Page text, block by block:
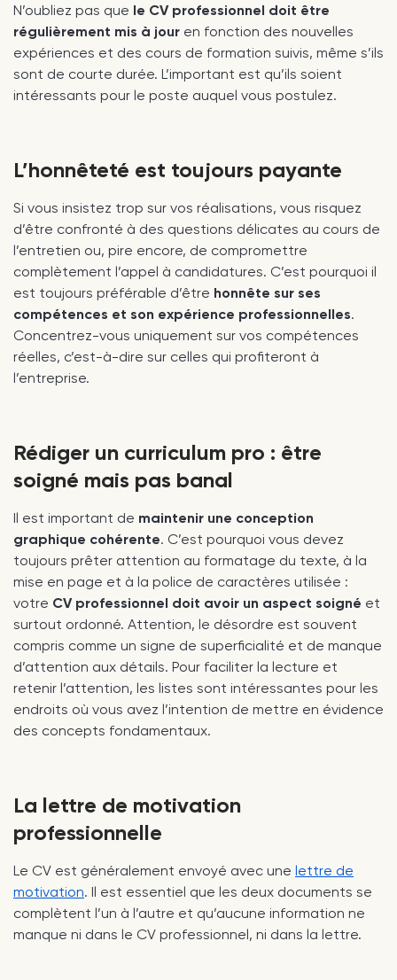
N’oubliez pas que le CV professionnel doit être
régulièrement mis à jour en fonction des nouvelles
expériences et des cours de formation suivis, même s’ils
sont de courte durée. L’important est qu’ils soient
intéressants pour le poste auquel vous postulez.
L’honnêteté est toujours payante
Si vous insistez trop sur vos réalisations, vous risquez
d’être confronté à des questions délicates au cours de
l’entretien ou, pire encore, de compromettre
complètement l’appel à candidatures. C’est pourquoi il
est toujours préférable d’être honnête sur ses
compétences et son expérience professionnelles.
Concentrez-vous uniquement sur vos compétences
réelles, c’est-à-dire sur celles qui profiteront à
l’entreprise.
Rédiger un curriculum pro : être
soigné mais pas banal
Il est important de maintenir une conception
graphique cohérente. C’est pourquoi vous devez
toujours prêter attention au formatage du texte, à la
mise en page et à la police de caractères utilisée :
votre CV professionnel doit avoir un aspect soigné et
surtout ordonné. Attention, le désordre est souvent
compris comme un signe de superficialité et de manque
d’attention aux détails. Pour faciliter la lecture et
retenir l’attention, les listes sont intéressantes pour les
endroits où vous avez l’intention de mettre en évidence
des concepts fondamentaux.
La lettre de motivation
professionnelle
Le CV est généralement envoyé avec une lettre de
motivation. Il est essentiel que les deux documents se
complètent l’un à l’autre et qu’aucune information ne
manque ni dans le CV professionnel, ni dans la lettre.